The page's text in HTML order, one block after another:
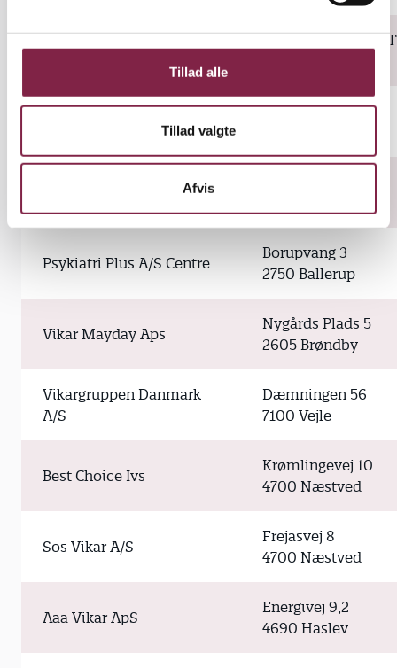
Tillad alle
Tillad valgte
Afvis
Viklar Vikar
Egedalsvænge 4,3
Herstedøstervej 27
Personalegruppen A/S
Psykiatri Plus A/S Centre
Borupvang 3
2750 Ballerup
Vikar Mayday Aps
Nygårds Plads 5
2605 Brøndby
Vikargruppen Danmark
A/S
Dæmningen 56
7100 Vejle
Best Choice Ivs
Krømlingevej 10
4700 Næstved
Sos Vikar A/S
Frejasvej 8
4700 Næstved
Aaa Vikar ApS
Energivej 9,2
4690 Haslev